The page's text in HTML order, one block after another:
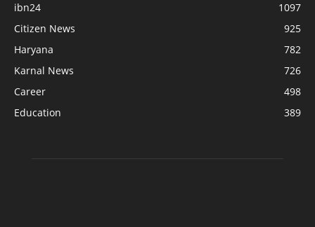
ibn24
1097
Citizen News
925
Haryana
782
Karnal News
726
Career
498
Education
389